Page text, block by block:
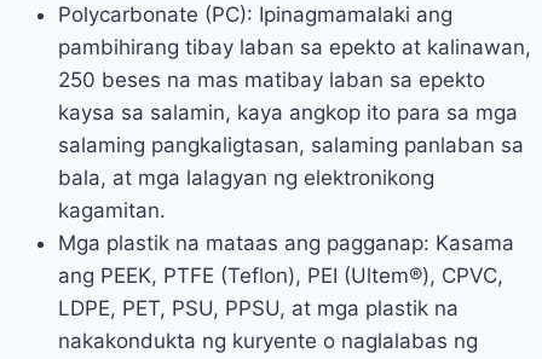
Polycarbonate (PC): Ipinagmamalaki ang
pambihirang tibay laban sa epekto at kalinawan,
250 beses na mas matibay laban sa epekto
kaysa sa salamin, kaya angkop ito para sa mga
salaming pangkaligtasan, salaming panlaban sa
bala, at mga lalagyan ng elektronikong
kagamitan.
Mga plastik na mataas ang pagganap: Kasama
ang PEEK, PTFE (Teflon), PEI (Ultem®), CPVC,
LDPE, PET, PSU, PPSU, at mga plastik na
nakakondukta ng kuryente o naglalabas ng